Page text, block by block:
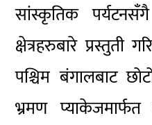
सांस्कृतिक
क्षेत्रहरुबारे
पश्चिम बंगालबाट
भ्रमण